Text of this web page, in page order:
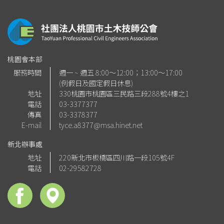
桃園會本部
服務時間
週一 ~ 週五 8:00～12:00；13:00～17:00
(例假日及國定假日休息)
地址
330桃園市桃園區三民路三段288號4樓之1
電話
03-3377377
傳真
03-3378377
E-mail
tyce.a8377@msa.hinet.net
新北辦事處
地址
220新北市板橋區四川路一段105號4F
電話
02-29582728